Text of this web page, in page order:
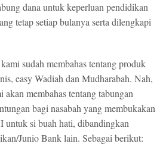
dana untuk keperluan pendidikan
tetap setiap bulanya serta dilengkapi
sudah membahas tentang produk
easy Wadiah dan Mudharabah. Nah,
membahas tentang tabungan
bagi nasabah yang membukakan
untuk si buah hati, dibandingkan
Junio Bank lain. Sebagai berikut: